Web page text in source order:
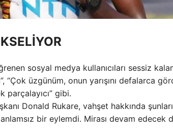
sosyal medya kullanıcıları sessiz
“Çok üzgünüm, onun yarışını defalarca
parçalayıcı” gibi.
Donald Rukare, vahşet hakkında
bir eylemdi. Mirası devam edecek